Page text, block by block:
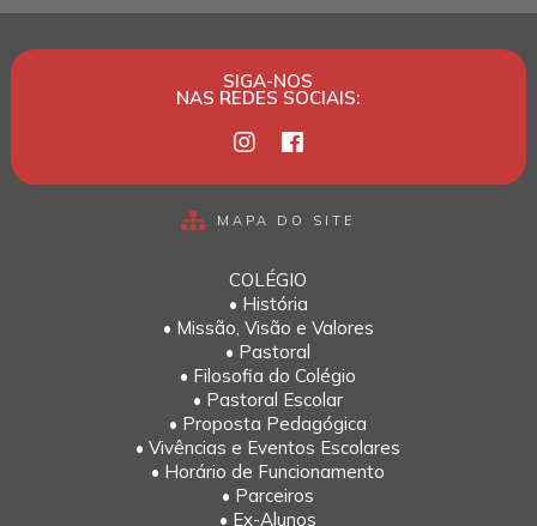
SIGA-NOS
NAS REDES SOCIAIS:
MAPA DO SITE
COLÉGIO
• História
• Missão, Visão e Valores
• Pastoral
• Filosofia do Colégio
• Pastoral Escolar
• Proposta Pedagógica
• Vivências e Eventos Escolares
• Horário de Funcionamento
• Parceiros
• Ex-Alunos